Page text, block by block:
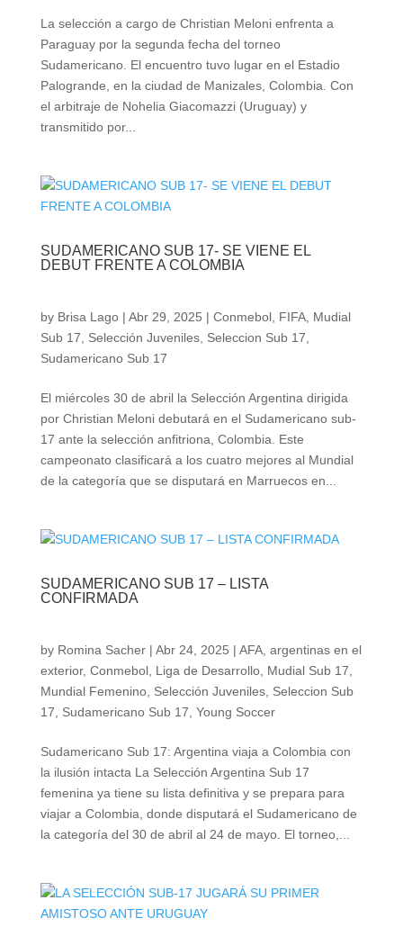
La selección a cargo de Christian Meloni enfrenta a
Paraguay por la segunda fecha del torneo
Sudamericano. El encuentro tuvo lugar en el Estadio
Palogrande, en la ciudad de Manizales, Colombia. Con
el arbitraje de Nohelia Giacomazzi (Uruguay) y
transmitido por...
SUDAMERICANO SUB 17- SE VIENE EL
DEBUT FRENTE A COLOMBIA
by Brisa Lago| Abr 29, 2025 | Conmebol, FIFA, Mudial
Sub 17
Selección Juveniles, Seleccion Sub 17
Sudamericano Sub 17
El miércoles 30 de abril la Selección Argentina dirigida
por Christian Meloni debutará en el Sudamericano sub-
17 ante la selección anfitriona, Colombia. Este
campeonato clasificará a los cuatro mejores al Mundial
de la categoría que se disputará en Marruecos en...
SUDAMERICANO SUB 17 – LISTA
CONFIRMADA
by Romina Sacher| Abr 24, 2025 | AFA, argentinas en el
exterior, Conmebol, Liga de Desarrollo, Mudial Sub 17
Mundial Femenino, Selección Juveniles, Seleccion Sub
17
Sudamericano Sub 17 Young Soccer
Sudamericano Sub 17: Argentina viaja a Colombia con
la ilusión intacta La Selección Argentina Sub 17
femenina ya tiene su lista definitiva y se prepara para
viajar a Colombia, donde disputará el Sudamericano de
la categoría del 30 de abril al 24 de mayo. El torneo,...